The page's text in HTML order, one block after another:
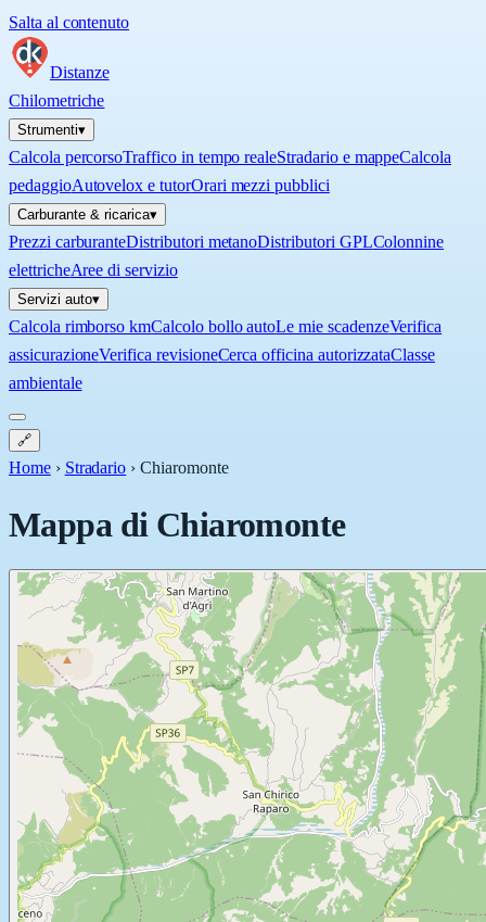
Salta al contenuto
Distanze
Chilometriche
Strumenti▾
Calcola percorsoTraffico in tempo realeStradario e mappeCalcola
pedaggioAutovelox e tutorOrari mezzi pubblici
Carburante & ricarica▾
Prezzi carburanteDistributori metanoDistributori GPLColonnine
elettricheAree di servizio
Servizi auto▾
Calcola rimborso kmCalcolo bollo autoLe mie scadenzeVerifica
assicurazioneVerifica revisioneCerca officina autorizzataClasse
ambientale
🔗
Home › Stradario ›Chiaromonte
Mappa di Chiaromonte